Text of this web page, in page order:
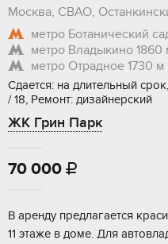
Москва, СВАО,
метро Ботанический
метро Владыкино 1860
метро Отрадное 1730 м
Сдается: на длительный
/ 18, Ремонт: дизайнерский
ЖК Грин Парк
70 000 
В аренду предлагается
11 этаже в доме. Для